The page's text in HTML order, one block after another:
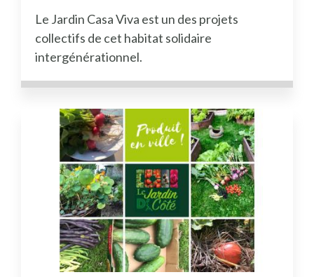
Le Jardin Casa Viva est un des projets
collectifs de cet habitat solidaire
intergénérationnel.